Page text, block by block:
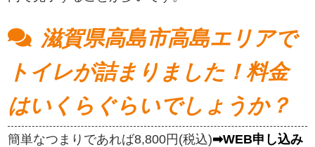
滋賀県高島市高島エリアで
トイレが詰まりました！料金
はいくらぐらいでしょうか？
簡単なつまりであれば8,800円(税込)➡WEB申し込み